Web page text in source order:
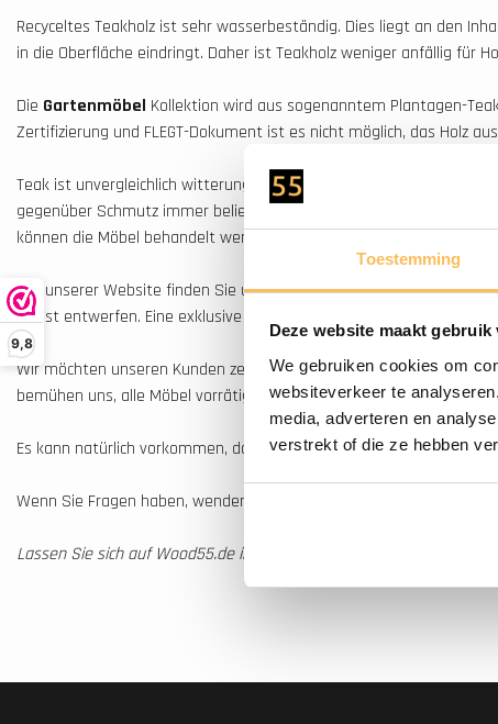
Toestemming
Deze website maakt gebruik
We gebruiken cookies om
websiteverkeer te
media, adverteren en
verstrekt of die ze hebben
9,8
Recyceltes Teakholz ist sehr wasserbeständig. Dies liegt an den
in die Oberfläche eindringt. Daher ist Teakholz weniger anfällig für
Die Gartenmöbel Kollektion wird aus sogenanntem Plantagen-
Zertifizierung und FLEGT-Dokument ist es nicht möglich, das Holz
Teak ist unvergleichlich witterungsbeständig und unverwüstlich.
gegenüber Schmutz immer beliebter geworden. Die Gartenmöbel
können die Möbel behandelt werden.
Auf unserer Website finden Sie unser gesamtes Möbelsortiment,
selbst entwerfen. Eine exklusive Materialmischung und die
Wir möchten unseren Kunden zeitlose und raffinierte Möbel für
bemühen uns, alle Möbel vorrätig zu halten, damit wir auf Wunsch
Es kann natürlich vorkommen, dass ein Produkt ausverkauft ist. In
Wenn Sie Fragen haben, wenden Sie sich bitte an
Lassen Sie sich auf Wood55.de inspirieren!